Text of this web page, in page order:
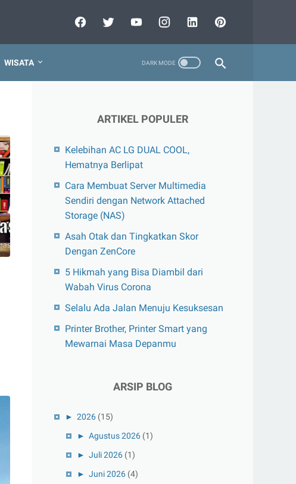
WISATA
ARTIKEL POPULER
Kelebihan AC LG DUAL COOL,
Hematnya Berlipat
Cara Membuat Server Multimedia
Sendiri dengan Network Attached
Storage (NAS)
Asah Otak dan Tingkatkan Skor
Dengan ZenCore
5 Hikmah yang Bisa Diambil dari
Wabah Virus Corona
Selalu Ada Jalan Menuju Kesuksesan
Printer Brother, Printer Smart yang
Mewarnai Masa Depanmu
ARSIP BLOG
► 2026 (15)
► Agustus 2026 (1)
► Juli 2026 (1)
► Juni 2026 (4)